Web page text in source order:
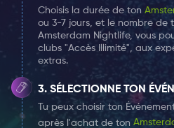
Plage unique de la ville rose :
notre plage au thème
moments Instagrammables.
Vibes tropicales
: Ressens
des palmiers, du sable entre
tropical qui te fait oublier que
Les délices de la cuisine de rue
Choisis la durée de ton
ou 3-7 jours, et le nombre de
Amsterdam Nightlife, vous
clubs "Accès Illimité", aux
extras.
SÉLECTIONNE TON
Tu peux choisir ton
après l'achat de ton